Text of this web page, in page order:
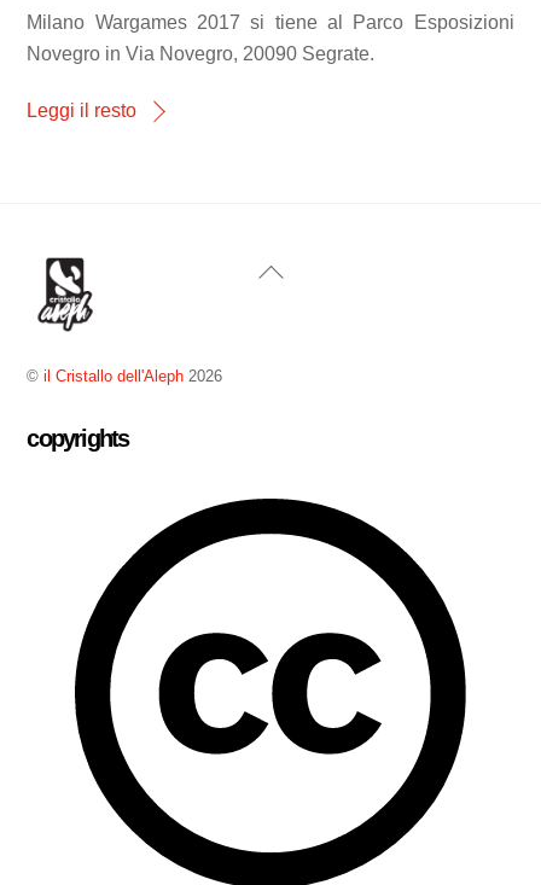
Milano Wargames 2017 si tiene al Parco Esposizioni
Novegro in Via Novegro, 20090 Segrate.
Leggi il resto
Back
©il Cristallo dell'Aleph 2026
copyrights